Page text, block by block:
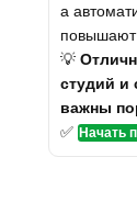
а
повышают
💡
студий и
важны
✅ Начать